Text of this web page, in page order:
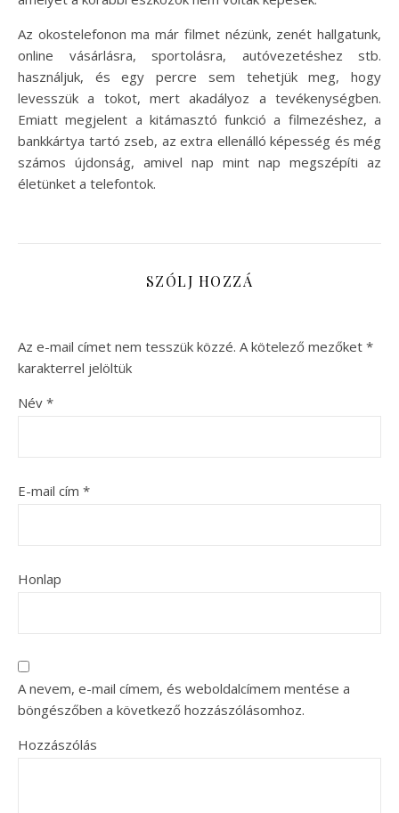
Az okostelefonon ma már filmet nézünk, zenét hallgatunk,
online vásárlásra, sportolásra, autóvezetéshez stb.
használjuk, és egy percre sem tehetjük meg, hogy
levesszük a tokot, mert akadályoz a tevékenységben.
Emiatt megjelent a kitámasztó funkció a filmezéshez, a
bankkártya tartó zseb, az extra ellenálló képesség és még
számos újdonság, amivel nap mint nap megszépíti az
életünket a telefontok.
SZÓLJ HOZZÁ
Az e-mail címet nem tesszük közzé. A kötelező mezőket *
karakterrel jelöltük
Név *
E-mail cím *
Honlap
A nevem, e-mail címem, és weboldalcímem mentése a
böngészőben a következő hozzászólásomhoz.
Hozzászólás